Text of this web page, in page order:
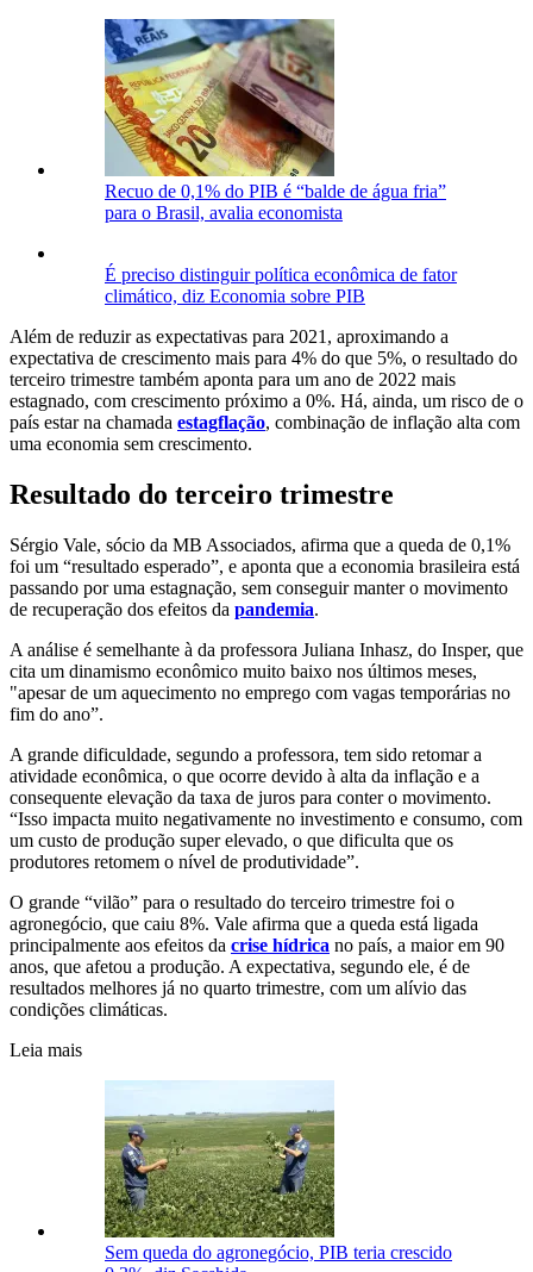
Recuo de 0,1% do PIB é “balde de água fria”
para o Brasil, avalia economista
É preciso distinguir política econômica de fator
climático, diz Economia sobre PIB
Além de reduzir as expectativas para 2021, aproximando a
expectativa de crescimento mais para 4% do que 5%, o resultado do
terceiro trimestre também aponta para um ano de 2022 mais
estagnado, com crescimento próximo a 0%. Há, ainda, um risco de o
país estar na chamada estagflação, combinação de inflação alta com
uma economia sem crescimento.
Resultado do terceiro trimestre
Sérgio Vale, sócio da MB Associados, afirma que a queda de 0,1%
foi um “resultado esperado”, e aponta que a economia brasileira está
passando por uma estagnação, sem conseguir manter o movimento
de recuperação dos efeitos da pandemia.
A análise é semelhante à da professora Juliana Inhasz, do Insper, que
cita um dinamismo econômico muito baixo nos últimos meses,
"apesar de um aquecimento no emprego com vagas temporárias no
fim do ano”.
A grande dificuldade, segundo a professora, tem sido retomar a
atividade econômica, o que ocorre devido à alta da inflação e a
consequente elevação da taxa de juros para conter o movimento.
“Isso impacta muito negativamente no investimento e consumo, com
um custo de produção super elevado, o que dificulta que os
produtores retomem o nível de produtividade”.
O grande “vilão” para o resultado do terceiro trimestre foi o
agronegócio, que caiu 8%. Vale afirma que a queda está ligada
principalmente aos efeitos da crise hídrica no país, a maior em 90
anos, que afetou a produção. A expectativa, segundo ele, é de
resultados melhores já no quarto trimestre, com um alívio das
condições climáticas.
Leia mais
Sem queda do agronegócio, PIB teria crescido